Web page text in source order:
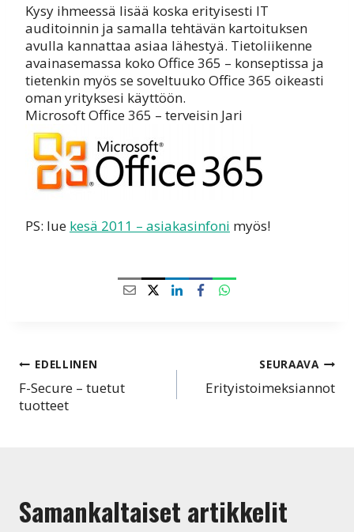
Kysy ihmeessä lisää koska erityisesti IT
auditoinnin ja samalla tehtävän kartoituksen
avulla kannattaa asiaa lähestyä. Tietoliikenne
avainasemassa koko Office 365 – konseptissa ja
tietenkin myös se soveltuuko Office 365 oikeasti
oman yrityksesi käyttöön.
Microsoft Office 365 – terveisin Jari
PS: lue kesä 2011 – asiakasinfoni myös!
Artikkelien
selaus
EDELLINEN
F-Secure – tuetut
tuotteet
SEURAAVA
Erityistoimeksiannot
Samankaltaiset artikkelit